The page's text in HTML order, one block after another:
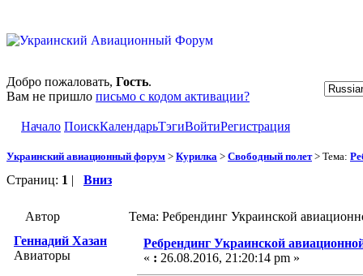
Добро пожаловать, Гость.
Вам не пришло письмо с кодом активации?
Начало ПоискКалендарьТэгиВойтиРегистрация
Украинский авиационный форум > Курилка > Свободный полет> Тема:
Страниц: 1 | Вниз
Автор
Тема: Ребрендинг Украинской
Геннадий Хазан
Авиаторы
Ребрендинг Украинской
« : 26.08.2016, 21:20:14 pm »